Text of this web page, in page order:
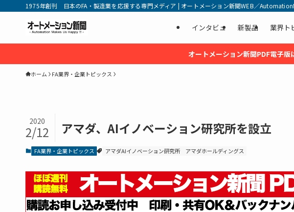
1975年創刊 日本のFA・製造業を応援する専門メディア | オートメーション新聞WEB／
インタビュ 新製品 業界ト
オートメーション新聞PDF電子
ホーム FA業界・企業トピックス
アマダ、AIイノベーション研究所を設立
2020
2/12
FA業界・企業トピックス アマダAIイノベーション研究所 アマダホールディングス